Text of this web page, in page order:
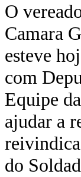
O
Camara
esteve
com
Equipe
ajudar a
do